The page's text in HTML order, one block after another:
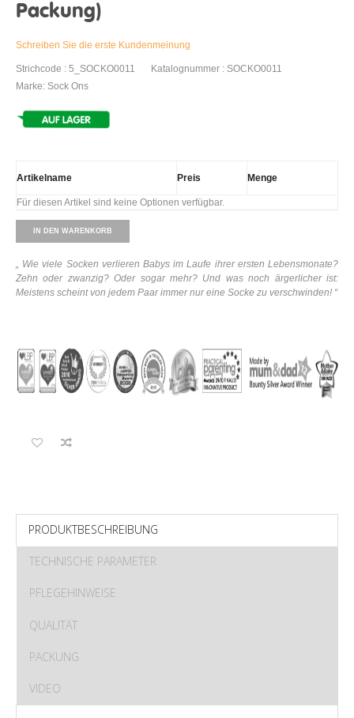
Packung)
Schreiben Sie die erste Kundenmeinung
Strichcode : 5_SOCKO0011
Katalognummer : SOCKO0011
Marke: Sock Ons
Artikelname Preis Menge
Für diesen Artikel sind keine Optionen verfügbar.
IN DEN WARENKORB
„ Wie viele Socken verlieren Babys im Laufe ihrer ersten Lebensmonate?
Zehn oder zwanzig? Oder sogar mehr? Und was noch ärgerlicher ist:
Meistens scheint von jedem Paar immer nur eine Socke zu verschwinden! “
PRODUKTBESCHREIBUNG
TECHNISCHE PARAMETER
PFLEGEHINWEISE
QUALITÄT
PACKUNG
VIDEO